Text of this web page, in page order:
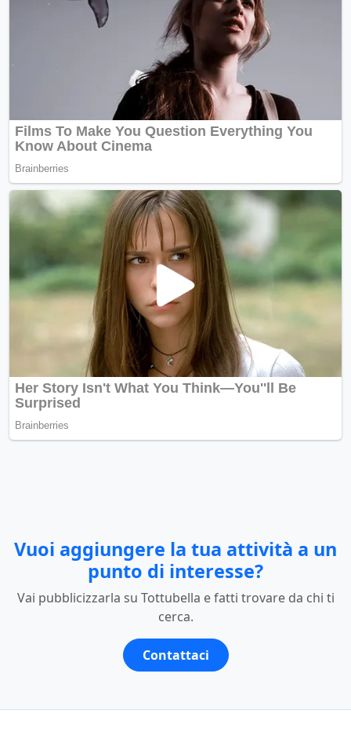
Vuoi aggiungere la tua attività a un
punto di interesse?
Vai pubblicizzarla su Tottubella e fatti trovare da chi ti
cerca.
Contattaci